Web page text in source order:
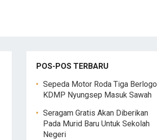
POS-POS TERBARU
Sepeda Motor Roda Tiga Berlogo
KDMP Nyungsep Masuk Sawah
Seragam Gratis Akan Diberikan
Pada Murid Baru Untuk Sekolah
Negeri